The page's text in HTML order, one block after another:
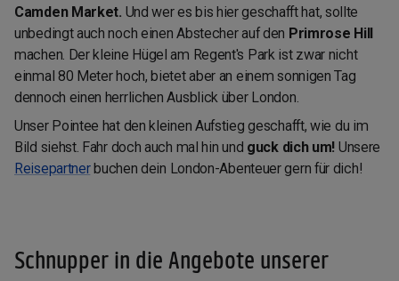
Camden Market. Und wer es bis hier geschafft hat, sollte
unbedingt auch noch einen Abstecher auf den Primrose Hill
machen. Der kleine Hügel am Regent's Park ist zwar nicht
einmal 80 Meter hoch, bietet aber an einem sonnigen Tag
dennoch einen herrlichen Ausblick über London.
Unser Pointee hat den kleinen Aufstieg geschafft, wie du im
Bild siehst. Fahr doch auch mal hin und guck dich um! Unsere
Reisepartnerbuchen dein London-Abenteuer gern für dich!
Schnupper in die Angebote unserer